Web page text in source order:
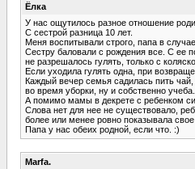
Ёлка
У нас ощутилось разное отношение
С сестрой разница 10 лет.
Меня воспитывали строго, папа в
Сестру баловали с рождения все. С ее
не разрешалось гулять, только с
Если уходила гулять одна, при
Каждый вечер семья садилась пить
во время уборки, ну и собственно
А помимо мамы в декрете с ребенком
Слова нет для нее не существовало,
более или менее ровно показывала
Папа у нас обеих родной, если что. :)
Marfa.